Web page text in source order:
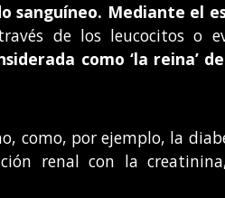
Mediante el
de los leucocitos o
como ‘la reina’
como, por ejemplo, la
renal con la